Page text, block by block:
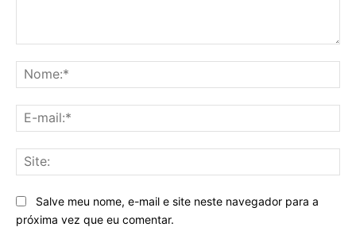
Salve meu nome, e-mail e site neste navegador para a
próxima vez que eu comentar.